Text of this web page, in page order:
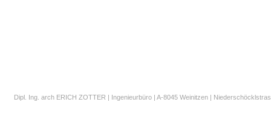
Dipl. Ing. arch ERICH ZOTTER | Ingenieurbüro | A-8045 Weinitzen |